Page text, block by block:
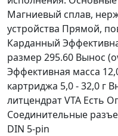
Магниевый сплав,
устройства Прямой,
Карданный
размер 295.60 Вынос
Эффективная масса
картриджа 5,0 - 32,0 г
литцендрат VTA Есть
Соединительные
DIN 5-pin